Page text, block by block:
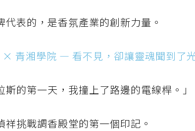
代表的，是香氛產業的創新力量。
× 青湘學院 — 看不見，卻讓靈魂聞到了
斯的第一天，我撞上了路邊的電線桿。」
祥挑戰調香殿堂的第一個印記。